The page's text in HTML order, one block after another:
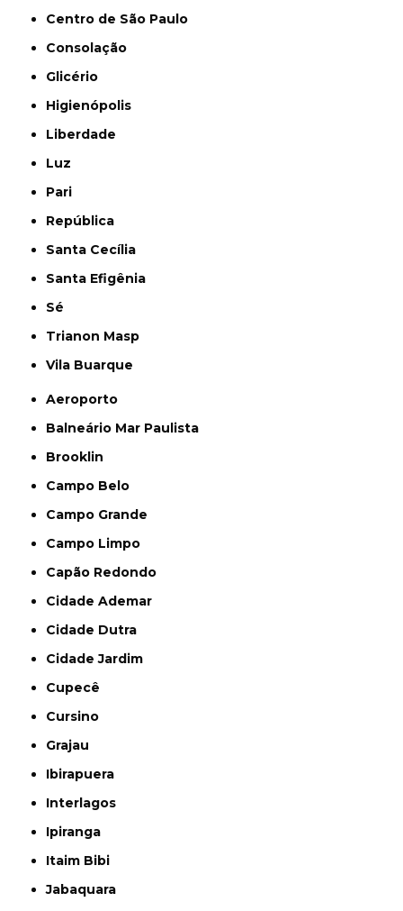
Centro de São Paulo
Consolação
Glicério
Higienópolis
Liberdade
Luz
Pari
República
Santa Cecília
Santa Efigênia
Sé
Trianon Masp
Vila Buarque
Aeroporto
Balneário Mar Paulista
Brooklin
Campo Belo
Campo Grande
Campo Limpo
Capão Redondo
Cidade Ademar
Cidade Dutra
Cidade Jardim
Cupecê
Cursino
Grajau
Ibirapuera
Interlagos
Ipiranga
Itaim Bibi
Jabaquara